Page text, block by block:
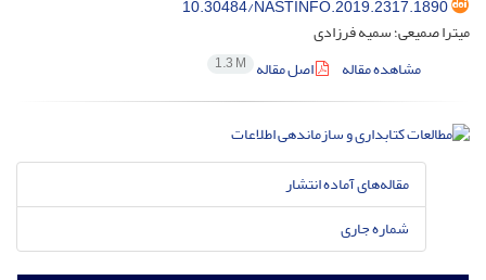
10.30484/NASTINFO.2019.2317.1890
میترا صمیعی؛ سمیه فرزادی
مشاهده مقاله
اصل مقاله 1.3 M
مقاله‌های آماده انتشار
شماره جاری